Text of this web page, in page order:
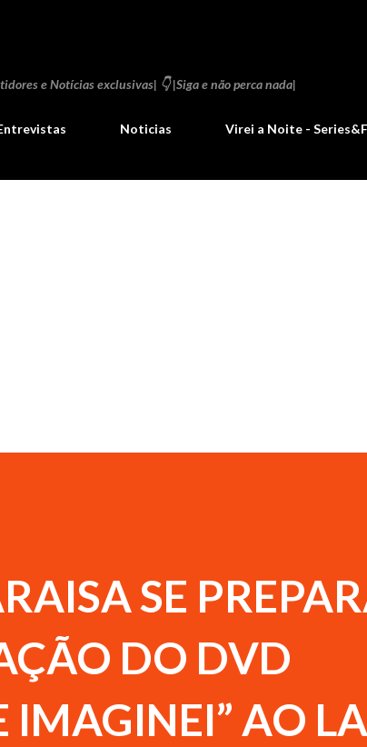
e Notícias exclusivas| 👇 |Siga e não perca nada|
Noticias Virei a Noite -
SE
DO DVD
IMAGINEI” AO